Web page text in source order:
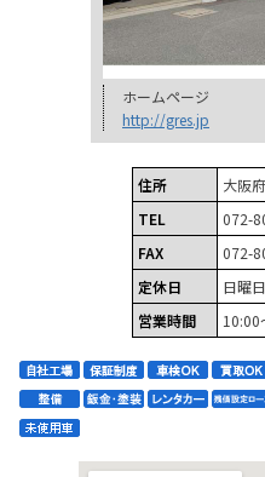
ホームページ
http://gres.jp
住所
大阪
TEL
072-
FAX
072-
定休日
日曜
営業時間
10:00